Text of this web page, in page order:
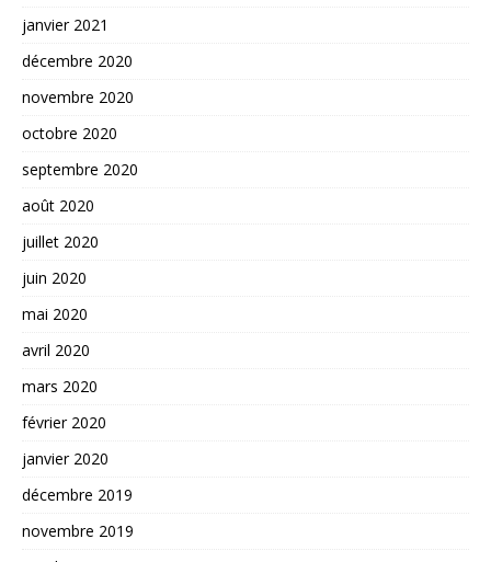
janvier 2021
décembre 2020
novembre 2020
octobre 2020
septembre 2020
août 2020
juillet 2020
juin 2020
mai 2020
avril 2020
mars 2020
février 2020
janvier 2020
décembre 2019
novembre 2019